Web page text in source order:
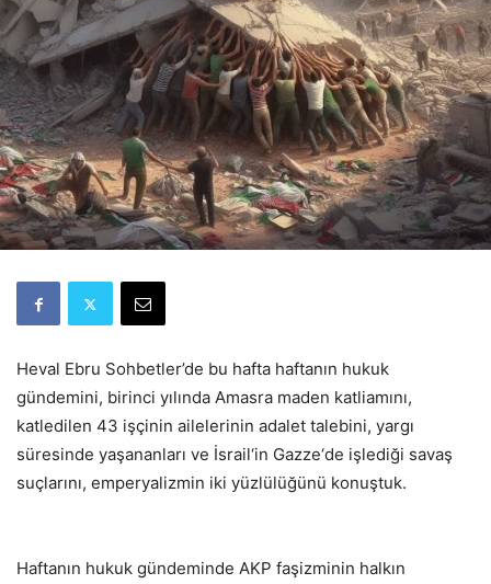
Heval Ebru Sohbetler’de bu hafta haftanın hukuk
gündemini, birinci yılında Amasra maden katliamını,
katledilen 43 işçinin ailelerinin adalet talebini, yargı
süresinde yaşananları ve İsrail‘in Gazze‘de işlediği savaş
suçlarını, emperyalizmin iki yüzlülüğünü konuştuk.
Haftanın hukuk gündeminde AKP faşizminin halkın